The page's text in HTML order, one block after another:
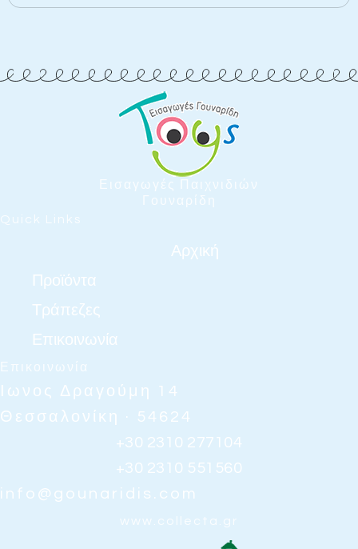
Εισαγωγές Παιχνιδιών
Γουναρίδη
Quick Links
Αρχική
Προϊόντα
Τράπεζες
Επικοινωνία
Επικοινωνία
Ιωνος Δραγούμη 14
Θεσσαλονίκη · 54624
+30 2310 277104
+30 2310 551560
info@gounaridis.com
www.collecta.gr